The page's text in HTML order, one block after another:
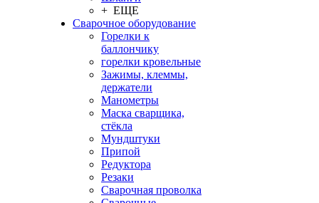
+ ЕЩЕ
Сварочное оборудование
Горелки к
баллончику
горелки кровельные
Зажимы, клеммы,
держатели
Манометры
Маска сварщика,
стёкла
Мундштуки
Припой
Редуктора
Резаки
Сварочная проволка